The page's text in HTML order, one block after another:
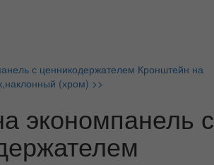
с ценникодержателем Кронштейн на
(хром) >>
экономпанель с